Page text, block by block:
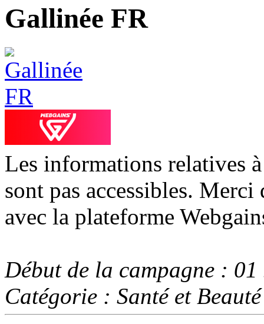
Gallinée FR
Les informations relatives
sont pas accessibles.
avec la plateforme
Début de la campagne :
Catégorie : Santé et Beauté